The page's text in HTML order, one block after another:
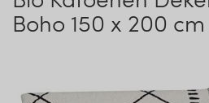
Boho 150 x 200 cm